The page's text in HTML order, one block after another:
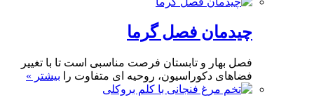
چیدمان فصل گرما
فصل بهار و تابستان فرصت مناسبی است تا با تغییر
فضاهای دکوراسیون، روحیه ای متفاوت را بیشتر »